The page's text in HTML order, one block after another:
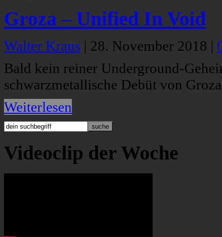
Groza – Unified In Void
Walter Kraus | 28. November 2018 |
Bald kein reiner Underground-
schwarzmetallische Debüt von
Weiterlesen
Videoclip der Woche